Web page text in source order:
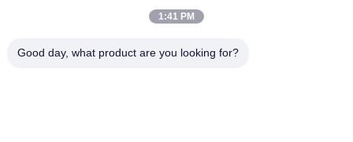
Visite D'usine
1:41 PM
Good day, what product are you looking for?